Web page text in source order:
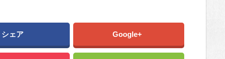
シェア Google+